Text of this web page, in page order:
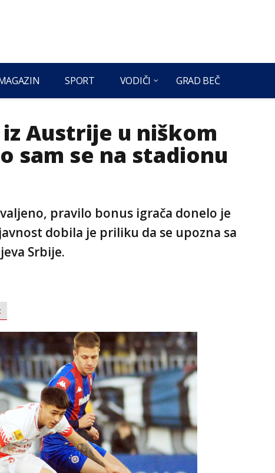
SPORT VODIČI GRAD BEČ
Austrije u niškom
sam se na stadionu
pravilo bonus igrača donelo je
dobila je priliku da se upozna sa
Srbije.